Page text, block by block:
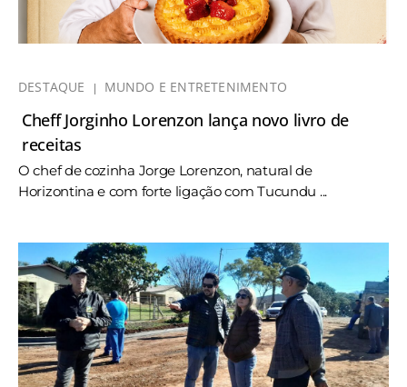
DESTAQUE MUNDO E ENTRETENIMENTO
Cheff Jorginho Lorenzon lança novo livro de
receitas
O chef de cozinha Jorge Lorenzon, natural de
Horizontina e com forte ligação com Tucundu ...